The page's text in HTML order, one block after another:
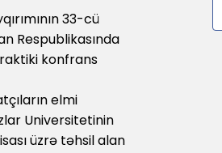
33-cü
Respublikasında
konfrans
elmi
Universitetinin
üzrə təhsil alan